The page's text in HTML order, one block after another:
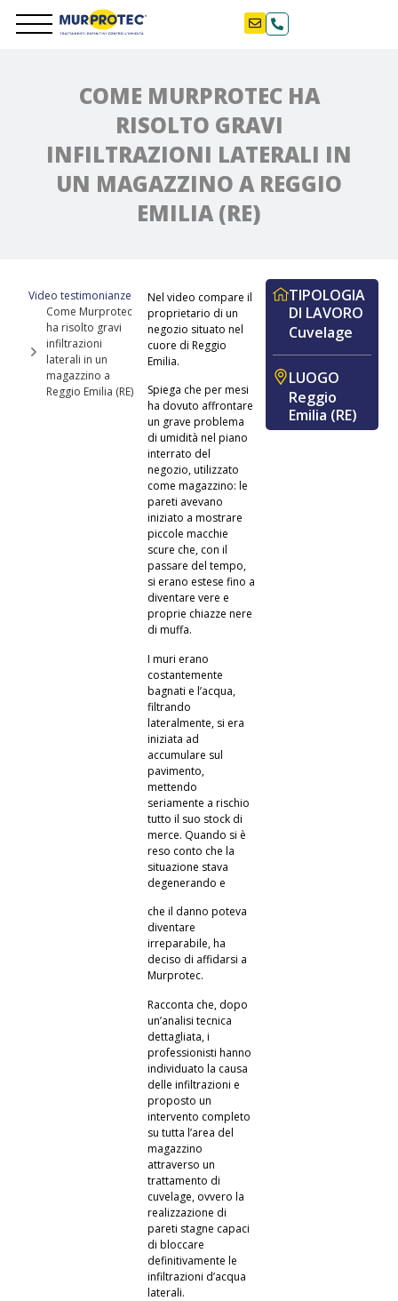
COME MURPROTEC HA
RISOLTO GRAVI
INFILTRAZIONI LATERALI IN
UN MAGAZZINO A REGGIO
EMILIA (RE)
Video testimonianze
Come Murprotec
ha risolto gravi
infiltrazioni
laterali in un
magazzino a
Reggio Emilia (RE)
Nel video compare il
proprietario di un
negozio situato nel
cuore di Reggio
Emilia.
Spiega che per mesi
ha dovuto affrontare
un grave problema
di umidità nel piano
interrato del
negozio, utilizzato
come magazzino: le
pareti avevano
iniziato a mostrare
piccole macchie
scure che, con il
passare del tempo,
si erano estese fino a
diventare vere e
proprie chiazze nere
di muffa.
I muri erano
costantemente
bagnati e l’acqua,
filtrando
lateralmente, si era
iniziata ad
accumulare sul
pavimento,
mettendo
seriamente a rischio
tutto il suo stock di
merce. Quando si è
reso conto che la
situazione stava
degenerando e
che il danno poteva
diventare
irreparabile, ha
deciso di affidarsi a
Murprotec.
Racconta che, dopo
un’analisi tecnica
dettagliata, i
professionisti hanno
individuato la causa
delle infiltrazioni e
proposto un
intervento completo
su tutta l’area del
magazzino
attraverso un
trattamento di
cuvelage, ovvero la
realizzazione di
pareti stagne capaci
di bloccare
definitivamente le
infiltrazioni d’acqua
laterali.
TIPOLOGIA
DI LAVORO
Cuvelage
LUOGO
Reggio
Emilia (RE)